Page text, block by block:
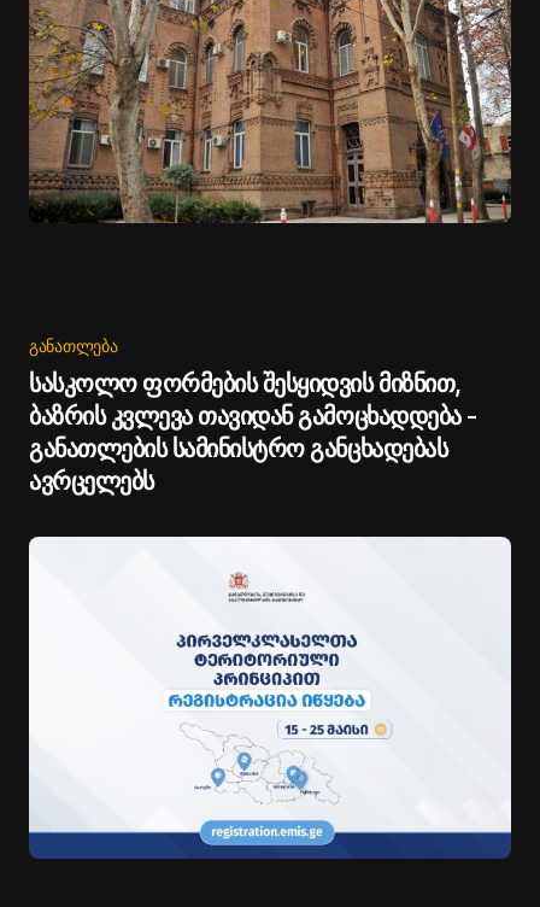
ᲒᲐᲜᲐᲗᲚᲔᲑᲐ
სასკოლო ფორმების შესყიდვის მიზნით,
ბაზრის კვლევა თავიდან გამოცხადდება -
განათლების სამინისტრო განცხადებას
ავრცელებს